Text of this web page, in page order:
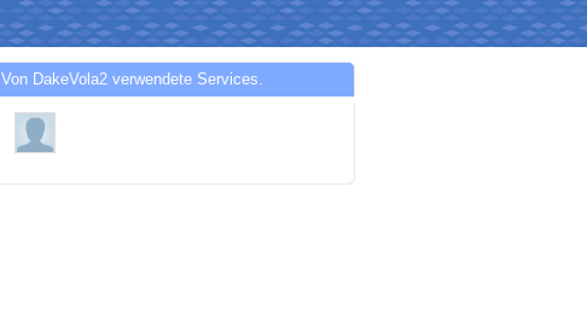
Von DakeVola2 verwendete Services.